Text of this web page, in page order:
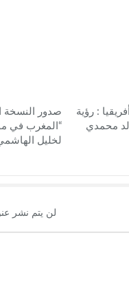
: رؤية
محمدي
صدور النسخة
“المغرب في
لخليل
لن يتم نشر